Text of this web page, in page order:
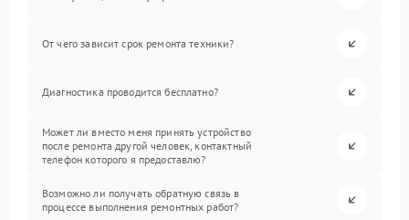
От чего зависит срок ремонта техники?
Диагностика проводится бесплатно?
Может ли вместо меня принять устройство
после ремонта другой человек, контактный
телефон которого я предоставлю?
Возможно ли получать обратную связь в
процессе выполнения ремонтных работ?